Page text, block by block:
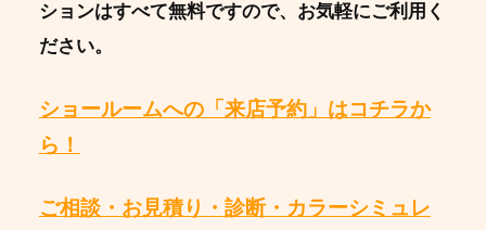
ションはすべて無料ですので、お気軽にご利用く
ださい。
ショールームへの「来店予約」はコチラか
ら！
ご相談・お見積り・診断・カラーシミュレ